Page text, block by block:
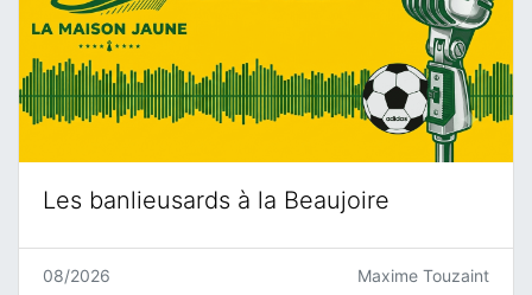
Les banlieusards à la Beaujoire
08/2026 Maxime Touzaint